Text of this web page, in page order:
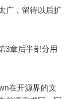
广，留待以后扩
3章后半部分用
在开源界的文